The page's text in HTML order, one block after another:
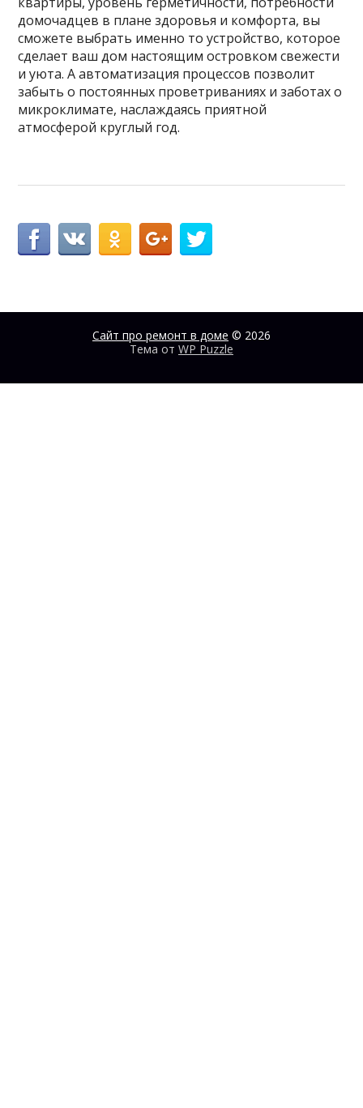
домочадцев в плане здоровья и комфорта, вы
сможете выбрать именно то устройство, которое
сделает ваш дом настоящим островком свежести
и уюта. А автоматизация процессов позволит
забыть о постоянных проветриваниях и заботах о
микроклимате, наслаждаясь приятной
атмосферой круглый год.
Сайт про ремонт в доме © 2026
Тема от WP Puzzle